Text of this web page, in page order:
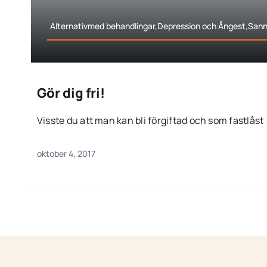
Alternativmed behandlingar,Depression och
Gör dig fri!
Visste du att man kan bli förgiftad och som fastlåst
oktober 4, 2017